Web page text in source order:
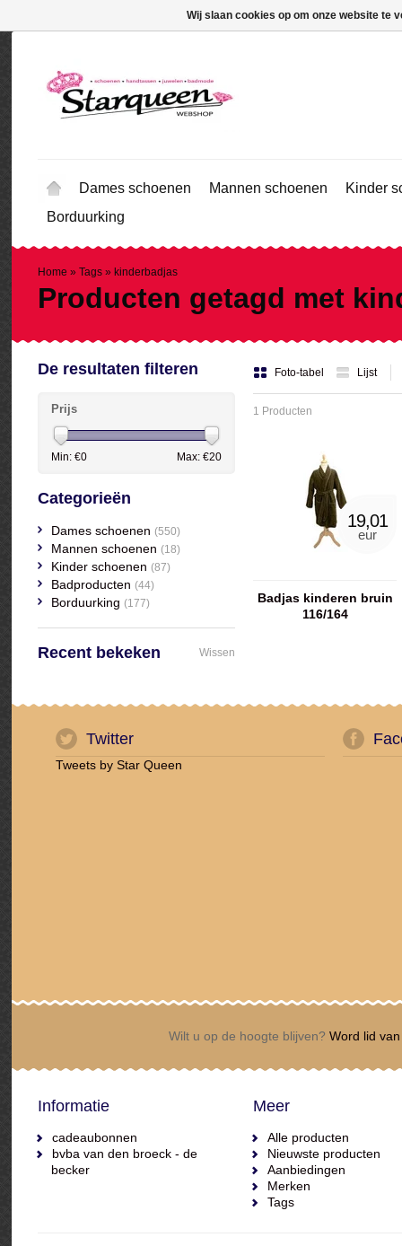
Dames schoenen Mannen schoenen
Kinder
Borduurking
Home » Tags » kinderbadjas
Producten getagd met
Foto-tabel Lijst
1 Producten
19,01
eur
Badjas kinderen bruin
116/164
De resultaten filteren
Prijs
Min: €0 Max: €20
Categorieën
Dames schoenen (550)
Mannen schoenen (18)
Kinder schoenen (87)
Badproducten (44)
Borduurking (177)
Recent bekeken Wissen
Twitter
Tweets by Star Queen
Wilt u op de hoogte blijven? Word lid
Informatie
cadeaubonnen
bvba van den broeck - de
becker
Meer
Alle producten
Nieuwste producten
Aanbiedingen
Merken
Tags
Wij slaan cookies op om onze website te